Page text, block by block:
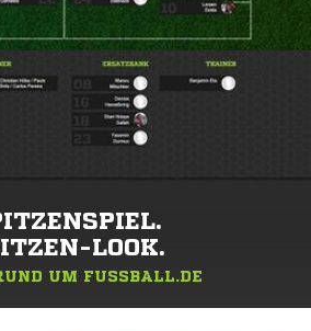
LOOK.
UM FUSSBALL.DE